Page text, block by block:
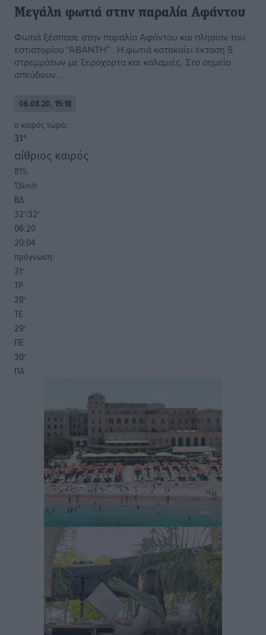
Μεγάλη φωτιά στην παραλία Αφάντου
Φωτιά ξέσπασε στην παραλία Αφάντου και πλησίον του
εστιατορίου “ΑΒΑΝΤΗ” . Η φωτιά κατακαίει έκταση 5
στρεμμάτων με ξερόχορτα και καλαμιές. Στο σημείο
σπεύδουν ...
06.08.20, 15:18
o καιρός τώρα:
31°
αίθριος καιρός
81%
13km/h
ΒΔ
32°/32°
06:20
20:04
πρόγνωση:
31°
ΤΡ
28°
ΤΕ
29°
ΠΕ
30°
ΠΑ